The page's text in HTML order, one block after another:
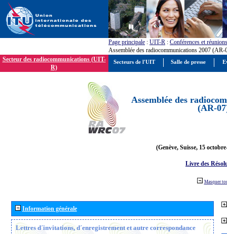
Page principale : UIT-R : Conférences et réunions
Assemblée des radiocommunications 2007 (AR-
Secteur des radiocommunications (UIT-
R)
Assemblée des
(AR-
(Genève, Suisse, 15
Livre des
Masquer
Information générale
Lettres d´invitations, d´enregistrement et autre correspondance
Secteurs de l'UIT Salle de presse